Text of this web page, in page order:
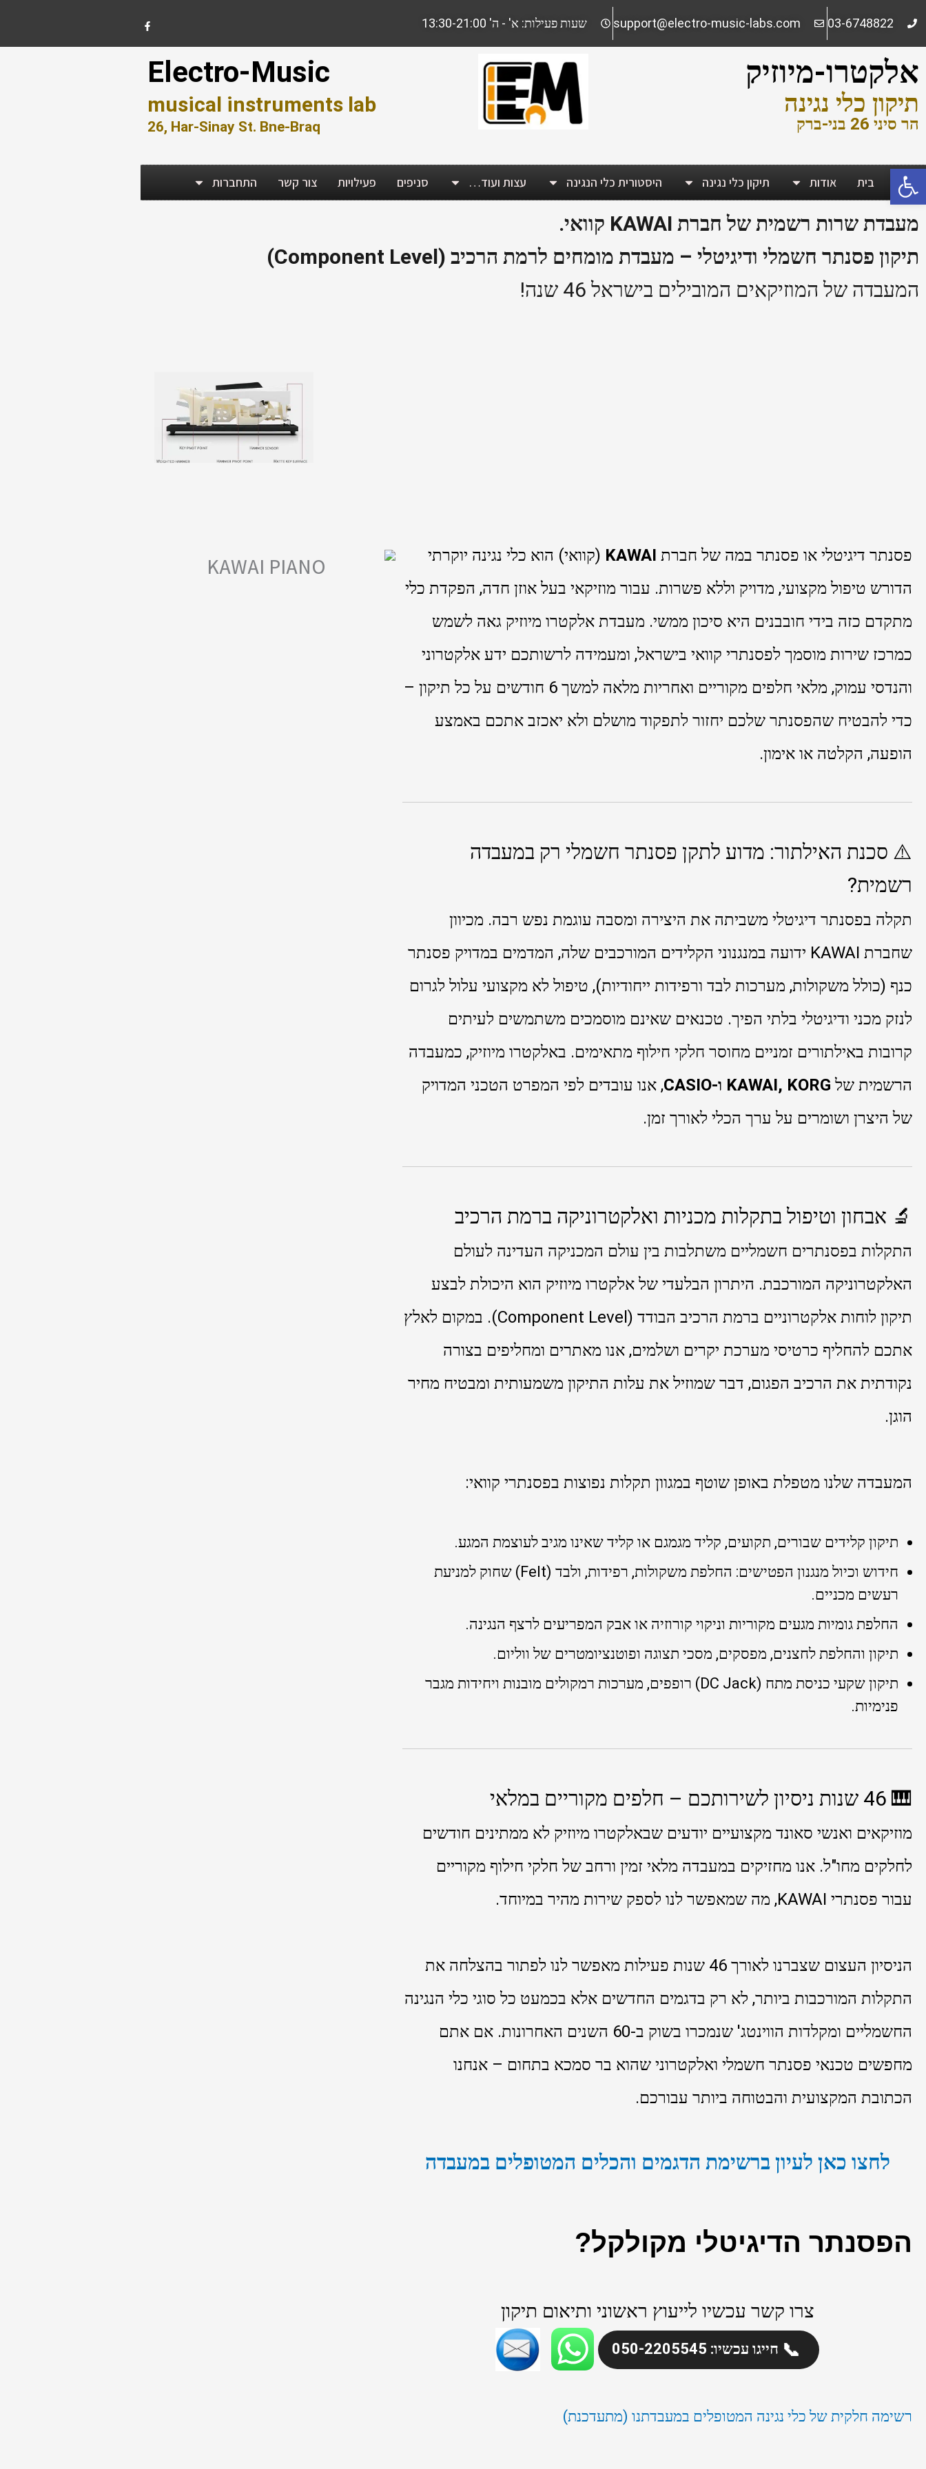
פתח סרגל נגישות
דילוג
לתוכן
03-6748822
support@electro-music-labs.com שעות פעילות: א' - ה' 13:30-21:00 a
c
b
אלקטרו-מיוזיק
תיקון כלי נגינה
הר סיני 26 בני-ברק
Electro-Music
musical instruments lab
26, Har-Sinay St. Bne-Braq
בית אודות תיקון כלי נגינה היסטורית כלי הנגינה עצות ועוד… סניפים פעילויות צור קשר התחברות
מעבדת שרות רשמית של חברת KAWAI קוואי.
תיקון פסנתר חשמלי ודיגיטלי – מעבדת מומחים לרמת הרכיב (Component Level)
המעבדה של המוזיקאים המובילים בישראל 46 שנה!
פסנתר דיגיטלי או פסנתר במה של חברת KAWAI (קוואי) הוא כלי נגינה יוקרתי
הדורש טיפול מקצועי, מדויק וללא פשרות. עבור מוזיקאי בעל אוזן חדה, הפקדת כלי
מתקדם כזה בידי חובבנים היא סיכון ממשי. מעבדת אלקטרו מיוזיק גאה לשמש
כמרכז שירות מוסמך לפסנתרי קוואי בישראל, ומעמידה לרשותכם ידע אלקטרוני
והנדסי עמוק, מלאי חלפים מקוריים ואחריות מלאה למשך 6 חודשים על כל תיקון –
כדי להבטיח שהפסנתר שלכם יחזור לתפקוד מושלם ולא יאכזב אתכם באמצע
הופעה, הקלטה או אימון.
⚠️ סכנת האילתור: מדוע לתקן פסנתר חשמלי רק במעבדה
רשמית?
תקלה בפסנתר דיגיטלי משביתה את היצירה ומסבה עוגמת נפש רבה. מכיוון
שחברת KAWAI ידועה במנגנוני הקלידים המורכבים שלה, המדמים במדויק פסנתר
כנף (כולל משקולות, מערכות לבד ורפידות ייחודיות), טיפול לא מקצועי עלול לגרום
לנזק מכני ודיגיטלי בלתי הפיך. טכנאים שאינם מוסמכים משתמשים לעיתים
קרובות באילתורים זמניים מחוסר חלקי חילוף מתאימים. באלקטרו מיוזיק, כמעבדה
הרשמית של KAWAI, KORG ו-CASIO
, אנו עובדים לפי המפרט הטכני המדויק
של היצרן ושומרים על ערך הכלי לאורך זמן.
🔬 אבחון וטיפול בתקלות מכניות ואלקטרוניקה ברמת הרכיב
התקלות בפסנתרים חשמליים משתלבות בין עולם המכניקה העדינה לעולם
האלקטרוניקה המורכבת. היתרון הבלעדי של אלקטרו מיוזיק הוא היכולת לבצע
תיקון לוחות אלקטרוניים ברמת הרכיב הבודד (Component Level). במקום לאלץ
אתכם להחליף כרטיסי מערכת יקרים ושלמים, אנו מאתרים ומחליפים בצורה
נקודתית את הרכיב הפגום, דבר שמוזיל את עלות התיקון משמעותית ומבטיח מחיר
הוגן.
המעבדה שלנו מטפלת באופן שוטף במגוון תקלות נפוצות בפסנתרי קוואי:
תיקון קלידים שבורים, תקועים, קליד מגמגם או קליד שאינו מגיב לעוצמת המגע.
חידוש וכיול מנגנון הפטישים: החלפת משקולות, רפידות, ולבד (Felt) שחוק למניעת
רעשים מכניים.
החלפת גומיות מגעים מקוריות וניקוי קורוזיה או אבק המפריעים לרצף הנגינה.
תיקון והחלפת לחצנים, מפסקים, מסכי תצוגה ופוטנציומטרים של ווליום.
תיקון שקעי כניסת מתח (DC Jack) רופפים, מערכות רמקולים מובנות ויחידות מגבר
פנימיות.
🎹 46 שנות ניסיון לשירותכם – חלפים מקוריים במלאי
מוזיקאים ואנשי סאונד מקצועיים יודעים שבאלקטרו מיוזיק לא ממתינים חודשים
לחלקים מחו"ל. אנו מחזיקים במעבדה מלאי זמין ורחב של חלקי חילוף מקוריים
עבור פסנתרי KAWAI, מה שמאפשר לנו לספק שירות מהיר במיוחד.
הניסיון העצום שצברנו לאורך 46 שנות פעילות מאפשר לנו לפתור בהצלחה את
התקלות המורכבות ביותר, לא רק בדגמים החדשים אלא בכמעט כל סוגי כלי הנגינה
החשמליים ומקלדות הווינטג' שנמכרו בשוק ב-60 השנים האחרונות. אם אתם
מחפשים טכנאי פסנתר חשמלי ואלקטרוני שהוא בר סמכא בתחום – אנחנו
הכתובת המקצועית והבטוחה ביותר עבורכם.
לחצו כאן לעיון ברשימת הדגמים והכלים המטופלים במעבדה
הפסנתר הדיגיטלי מקולקל?
צרו קשר עכשיו לייעוץ ראשוני ותיאום תיקון
📞 חייגו עכשיו: 050-2205545
רשימה חלקית של כלי נגינה המטופלים במעבדתנו (מתעדכנת)